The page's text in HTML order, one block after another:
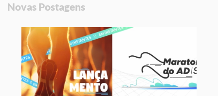
sua empresa
Novas Postagens